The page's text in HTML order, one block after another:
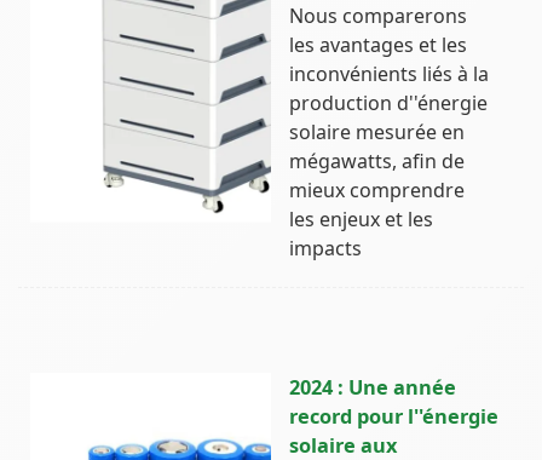
Nous comparerons
les avantages et les
inconvénients liés à la
production d''énergie
solaire mesurée en
mégawatts, afin de
mieux comprendre
les enjeux et les
impacts
2024 : Une année
record pour l''énergie
solaire aux